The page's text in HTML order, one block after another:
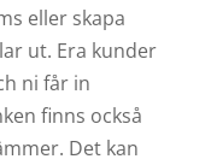
eller skapa
ut. Era kunder
ni får in
finns också
Det kan